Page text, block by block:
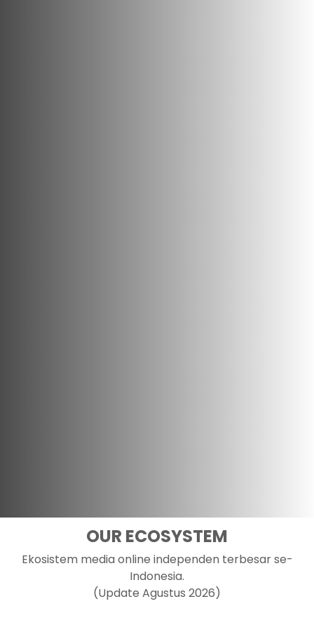
OUR ECOSYSTEM
Ekosistem media online independen terbesar se-
Indonesia.
(Update Agustus 2026)